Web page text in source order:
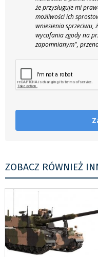
że przysługuje mi
możliwości ich
wniesienia sprzeciwu,
wycofania zgody na
zapomnianym",
ZOBACZ RÓWNIEŻ